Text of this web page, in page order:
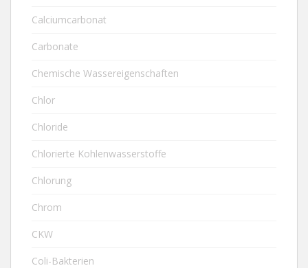
Calciumcarbonat
Carbonate
Chemische Wassereigenschaften
Chlor
Chloride
Chlorierte Kohlenwasserstoffe
Chlorung
Chrom
CKW
Coli-Bakterien